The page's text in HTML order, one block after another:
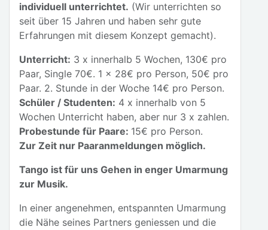
individuell unterrichtet. (Wir unterrichten so
seit über 15 Jahren und haben sehr gute
Erfahrungen mit diesem Konzept gemacht).
Unterricht: 3 x innerhalb 5 Wochen, 130€ pro
Paar, Single 70€. 1 x 28€ pro Person, 50€ pro
Paar. 2. Stunde in der Woche 14€ pro Person.
Schüler / Studenten: 4 x innerhalb von 5
Wochen Unterricht haben, aber nur 3 x zahlen.
Probestunde für Paare: 15€ pro Person.
Zur Zeit nur Paaranmeldungen möglich.
Tango ist für uns Gehen in enger Umarmung
zur Musik.
In einer angenehmen, entspannten Umarmung
die Nähe seines Partners geniessen und die